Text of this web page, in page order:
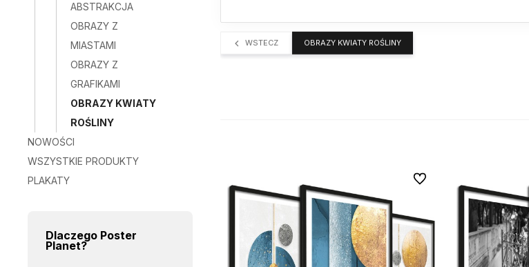
ABSTRAKCJA
OBRAZY Z
MIASTAMI
OBRAZY Z
GRAFIKAMI
OBRAZY KWIATY
ROŚLINY
NOWOŚCI
WSZYSTKIE PRODUKTY
PLAKATY
Dlaczego Poster
Planet?
WSTECZ OBRAZY KWIATY ROŚLINY
Do ulubionych